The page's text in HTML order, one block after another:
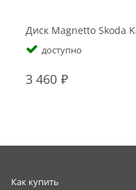
Диск Magnetto Skoda
доступно
3 460
Как купить